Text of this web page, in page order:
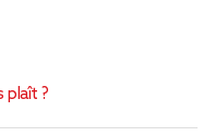
plaît ?